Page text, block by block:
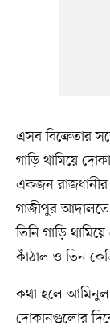
এসব বিক্রেতার
গাড়ি থামিয়ে
একজন রাজধানীর
গাজীপুর আদালতে
তিনি গাড়ি
কাঁঠাল ও তিন
কথা হলে আমিনুল
দোকানগুলোর